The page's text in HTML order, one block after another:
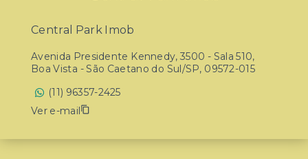
Central Park Imob
Avenida Presidente Kennedy, 3500 - Sala 510,
Boa Vista - São Caetano do Sul/SP, 09572-015
(11) 96357-2425
Ver e-mail